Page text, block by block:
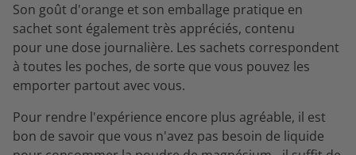
Son goût d'orange et son emballage pratique en
sachet sont également très appréciés, contenu
pour une dose journalière. Les sachets correspondent
à toutes les poches, de sorte que vous pouvez les
emporter partout avec vous.
Pour rendre l'expérience encore plus agréable, il est
bon de savoir que vous n'avez pas besoin de liquide